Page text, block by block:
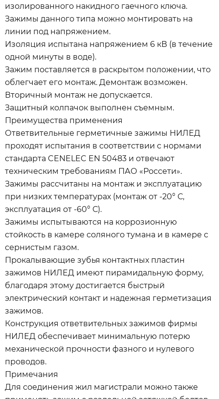
изолированного накидного гаечного ключа.
Зажимы данного типа можно монтировать на
линии под напряжением.
Изоляция испытана напряжением 6 кВ (в течение
одной минуты в воде).
Зажим поставляется в раскрытом положении, что
облегчает его монтаж. Демонтаж возможен.
Вторичный монтаж не допускается.
Защитный колпачок выполнен съемным.
Преимущества применения
Ответвительные герметичные зажимы НИЛЕД
проходят испытания в соответствии с нормами
стандарта CENELEC EN 50483 и отвечают
техническим требованиям ПАО «Россети».
Зажимы рассчитаны на монтаж и эксплуатацию
при низких температурах (монтаж от -20° С,
эксплуатация от -60° С).
Зажимы испытываются на коррозионную
стойкость в камере соляного тумана и в камере с
сернистым газом.
Прокалывающие зубья контактных пластин
зажимов НИЛЕД имеют пирамидальную форму,
благодаря этому достигается быстрый
электрический контакт и надежная герметизация
зажимов.
Конструкция ответвительных зажимов фирмы
НИЛЕД обеспечивает минимальную потерю
механической прочности фазного и нулевого
проводов.
Примечания
Для соединения жил магистрали можно также